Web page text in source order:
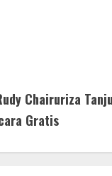
Chairuriza
Gratis